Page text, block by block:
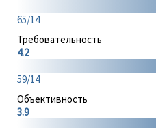
65/14
Требовательность
4.2
59/14
Объективность
3.9